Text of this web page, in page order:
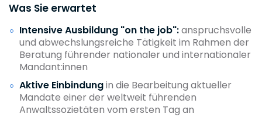
Was Sie erwartet
Intensive Ausbildung "on the job":anspruchsvolle
und abwechslungsreiche Tätigkeit im Rahmen der
Beratung führender nationaler und internationaler
Mandant:innen
Aktive Einbindungin die Bearbeitung aktueller
Mandate einer der weltweit führenden
Anwaltssozietäten vom ersten Tag an